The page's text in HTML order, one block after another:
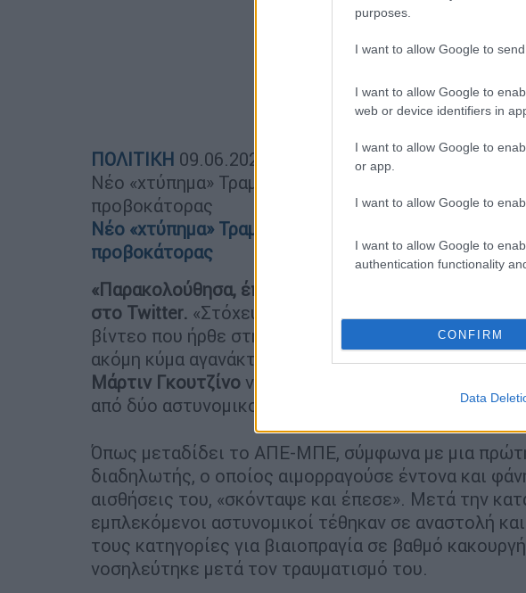
purposes.
I want to allow Google to
I want to allow Google to
web or device identifiers in
I want to allow Google to
or app.
I want to allow Google to
I want to allow Google to
authentication functionality
CONFIRM
Data
ΠΟΛΙΤΙΚΗ 09.06.2020
Νέο «χτύπημα» Τραμπ: Ο 75χρονος που έριξαν οι
προβοκάτορας
Νέο «χτύπημα» Τραμπ: Ο 75χρονος που έριξαν οι
προβοκάτορας
«Παρακολούθησα, έπεσε πιο απότομα από όσο
στο Twitter. «Στόχευε τον σαρωτή; Μπορεί να είναι
βίντεο που ήρθε στη δημοσιότητα την περασμένη
ακόμη κύμα αγανάκτησης στις ΗΠΑ. Σε αυτό
Μάρτιν Γκουτζίνο να πλησιάζει μόνος μια
από δύο αστυνομικούς και να πέφτει βίαια στο
Όπως μεταδίδει το ΑΠΕ-ΜΠΕ, σύμφωνα με μια
διαδηλωτής, ο οποίος αιμορραγούσε έντονα και
αισθήσεις του, «σκόνταψε και έπεσε». Μετά την
εμπλεκόμενοι αστυνομικοί τέθηκαν σε αναστολή
τους κατηγορίες για βιαιοπραγία σε βαθμό
νοσηλεύτηκε μετά τον τραυματισμό του.